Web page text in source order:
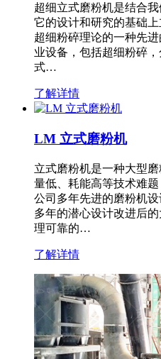
超细立式磨粉机是结合
它的设计和研究的基础
超细粉碎理论的一种先
业设备，包括超细粉碎
式…
了解详情
LM 立式磨粉机
立式磨粉机是一种大型
量低、耗能高等技术难
公司多年先进的磨粉机
多年的潜心设计改进后
理可靠的…
了解详情